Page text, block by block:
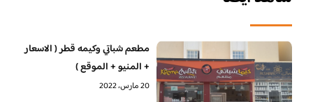
مطعم شباتي وكيمه قطر ( الاسعار
+ المنيو + الموقع )
20 مارس، 2022